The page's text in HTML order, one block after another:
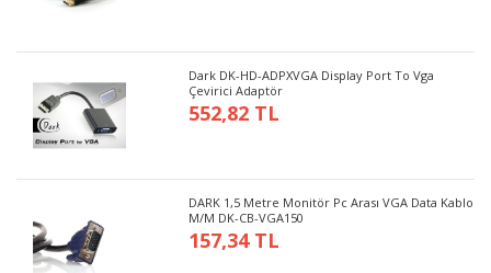
Dark DK-HD-ADPXVGA Display Port To Vga
Çevirici Adaptör
552,82 TL
DARK 1,5 Metre Monitör Pc Arası VGA Data Kablo
M/M DK-CB-VGA150
157,34 TL